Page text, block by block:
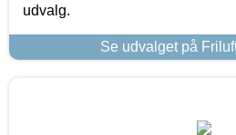
udvalg.
Se udvalget på